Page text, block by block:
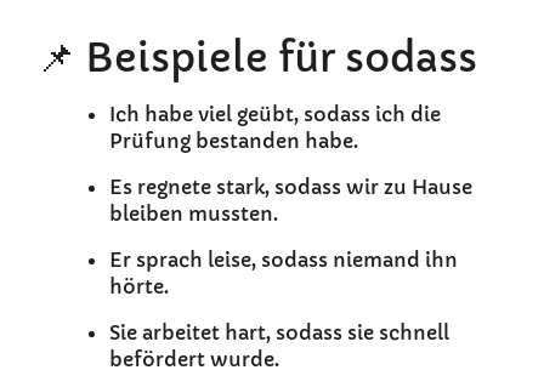
📌 Beispiele für sodass
Ich habe viel geübt, sodass ich die
Prüfung bestanden habe.
Es regnete stark, sodass wir zu Hause
bleiben mussten.
Er sprach leise, sodass niemand ihn
hörte.
Sie arbeitet hart, sodass sie schnell
befördert wurde.